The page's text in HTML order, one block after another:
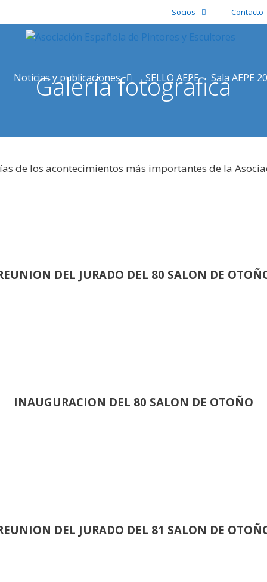
Socios Contacto
Noticias y publicaciones SELLO AEPE Sala AEPE
Galería fotográfica
de los acontecimientos más importantes de la
DEL JURADO DEL 80 SALON DE
INAUGURACION DEL 80 SALON DE OTOÑO
DEL JURADO DEL 81 SALON DE